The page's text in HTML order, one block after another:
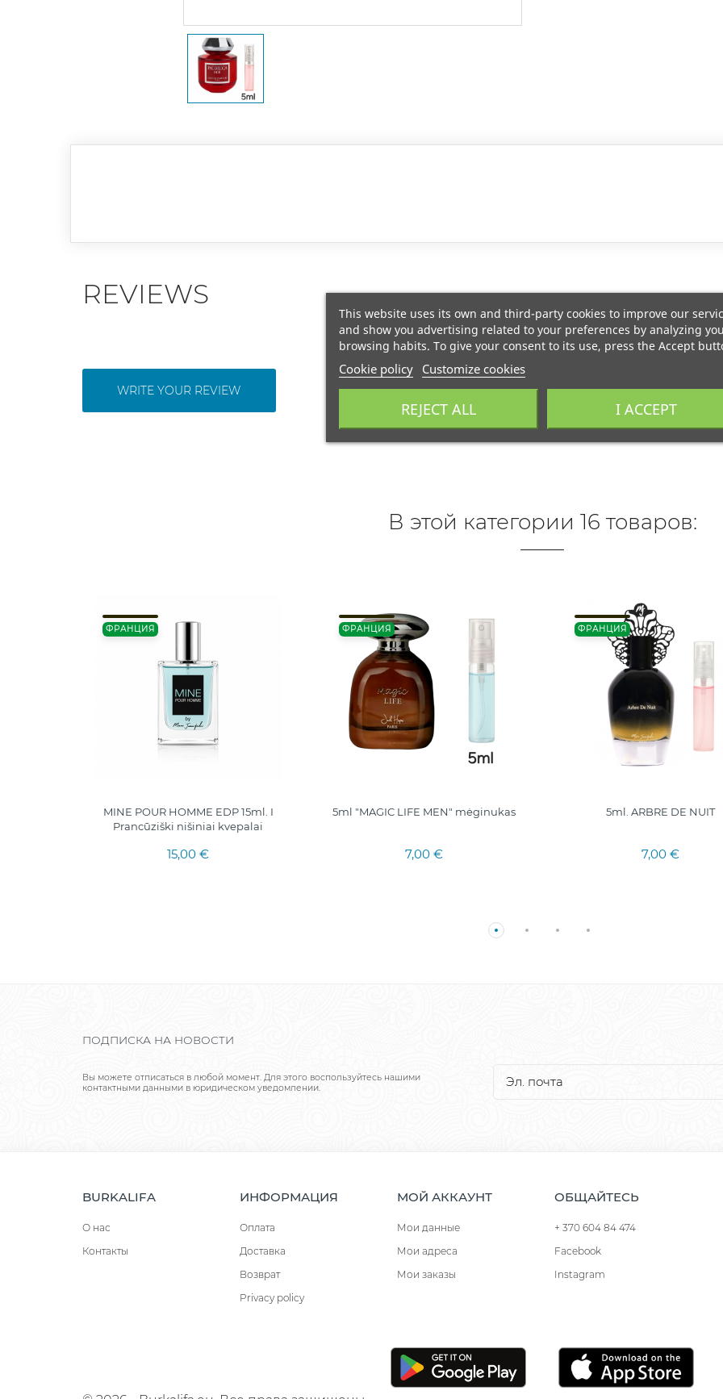
REVIEWS
WRITE YOUR REVIEW
В этой категории 16 товаров:
ФРАНЦИЯ
MINE POUR HOMME EDP 15ml. I
Prancūziški nišiniai kvepalai
15,00 €
ФРАНЦИЯ
5ml "MAGIC LIFE MEN" mėginukas
7,00 €
ФРАНЦИЯ
5ml. ARBRE DE NUIT
7,00 €
ПОДПИСКА НА НОВОСТИ
Вы можете отписаться в любой момент. Для этого воспользуйтесь нашими
контактными данными в юридическом уведомлении.
BURKALIFA
О нас
Контакты
ИНФОРМАЦИЯ
Оплата
Доставка
Возврат
Privacy policy
МОЙ АККАУНТ
Мои данные
Мои адреса
Мои заказы
ОБЩАЙТЕСЬ
+ 370 604 84 474
Facebook
Instagram
This website uses its own and third-party cookies to improve our
and show you advertising related to your preferences by analyzing
browsing habits. To give your consent to its use, press the Accept
Cookie policy Customize cookies
REJECT ALL I ACCEPT